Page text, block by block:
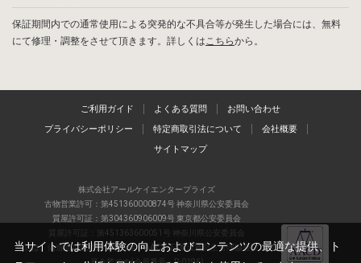
保証期間内での通常使用による突発的な不具合等が発生した場合には、無料
にて修理・調整をさせて頂きます。詳しくはこちらから。
ご利用ガイド よくある質問 お問い合わせ
プライバシーポリシー 特定商取引法について 会社概要
サイトマップ
株式会社アールケイエンタープライズ
古物営業許可：第451360000874号 神奈川県公安委員会
質屋許可証：第304360906009号 東京都公安委員会
質屋許可証：第451363600051号 神奈川県公安委員会
当店は、偽造品の流通防止を目指すAACD(日本流通自主管理協会)の正会
当サイトでは利用体験の向上およびコンテンツの最適な提供、ト